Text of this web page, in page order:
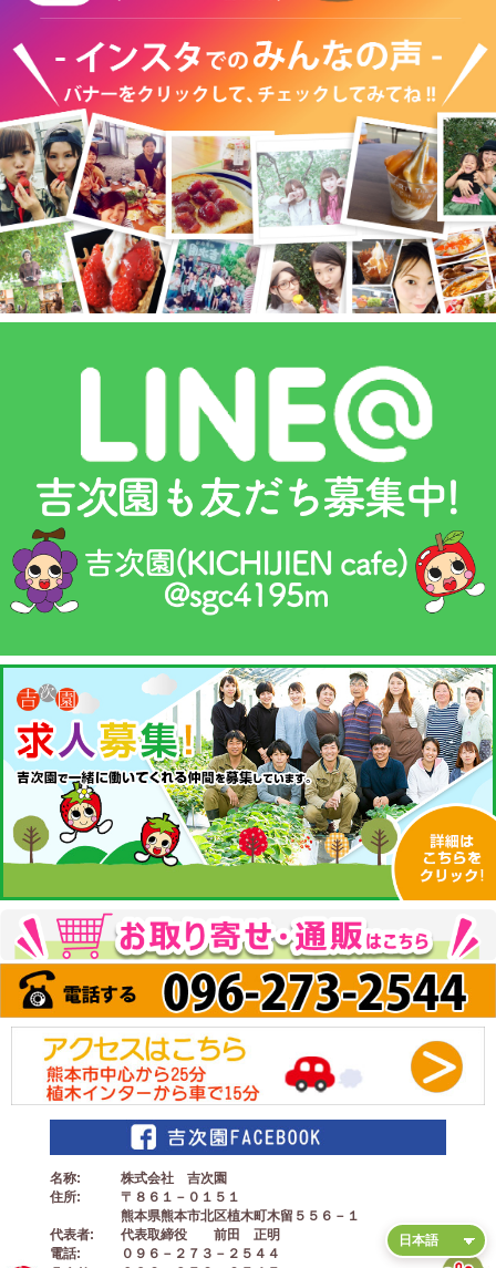
名称
株式会社 吉次園
住所
〒８６１－０１５１
熊本県熊本市北区植木町木留５５６－１
代表者
代表取締役 前田 正明
電話
０９６－２７３－２５４４